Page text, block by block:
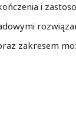
i
zakresem